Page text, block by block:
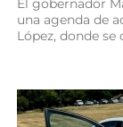
una agenda de
López, donde